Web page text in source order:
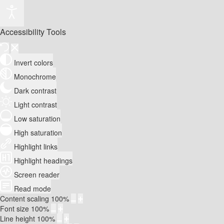
Accessibility Tools
Invert colors
Monochrome
Dark contrast
Light contrast
Low saturation
High saturation
Highlight links
Highlight headings
Screen reader
Read mode
Content scaling 100%
Font size 100%
Line height 100%